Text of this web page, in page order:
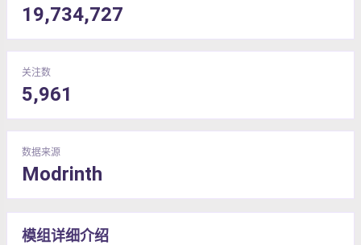
19,734,727
关注数
5,961
数据来源
Modrinth
模组详细介绍